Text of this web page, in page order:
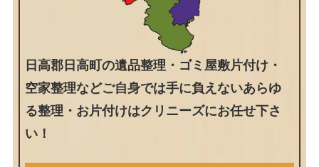
日高郡日高町の遺品整理・ゴミ屋敷片付け・
空家整理などご自身では手に負えないあらゆ
る整理・お片付けはクリニーズにお任せ下さ
い！